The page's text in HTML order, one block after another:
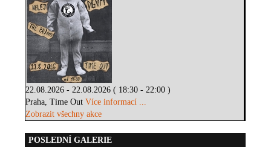
22.08.2026 - 22.08.2026 ( 18:30 - 22:00 )
Praha, Time OutVíce informací ...
Zobrazit všechny akce
POSLEDNÍ GALERIE